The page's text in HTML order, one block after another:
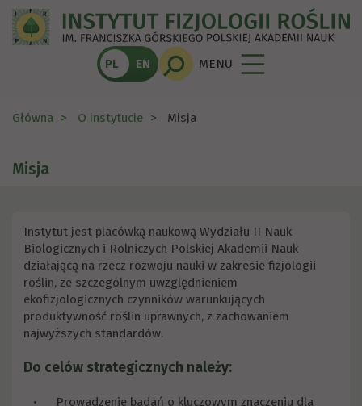
PL EN MENU
Główna O instytucie Misja
Misja
Instytut jest placówką naukową Wydziału II Nauk
Biologicznych i Rolniczych Polskiej Akademii Nauk
działającą na rzecz rozwoju nauki w zakresie fizjologii
roślin, ze szczególnym uwzględnieniem
ekofizjologicznych czynników warunkujących
produktywność roślin uprawnych, z zachowaniem
najwyższych standardów.
Do celów strategicznych należy:
Prowadzenie badań o kluczowym znaczeniu dla